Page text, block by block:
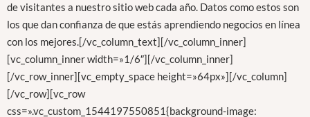
de visitantes a nuestro sitio web cada año. Datos como estos son
los que dan confianza de que estás aprendiendo negocios en línea
con los mejores.[/vc_column_text][/vc_column_inner]
[vc_column_inner width=»1/6″][/vc_column_inner]
[/vc_row_inner][vc_empty_space height=»64px»][/vc_column]
[/vc_row][vc_row
css=».vc_custom_1544197550851{background-image: